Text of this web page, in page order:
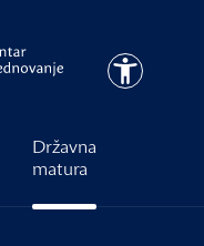
Pristupačnost
Državna
matura